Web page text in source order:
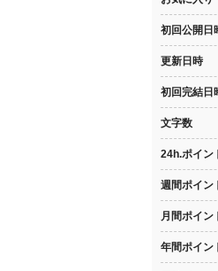
初回公開日
更新日時
初回完結日
文字数
24h.ポイン
週間ポイン
月間ポイン
年間ポイン